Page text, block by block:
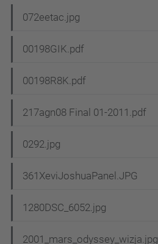
072eetac.jpg
00198GIK.pdf
00198R8K.pdf
217agn08 Final 01-2011.pdf
0292.jpg
361XeviJoshuaPanel.JPG
1280DSC_6052.jpg
2001_mars_odyssey_wizja.jpg